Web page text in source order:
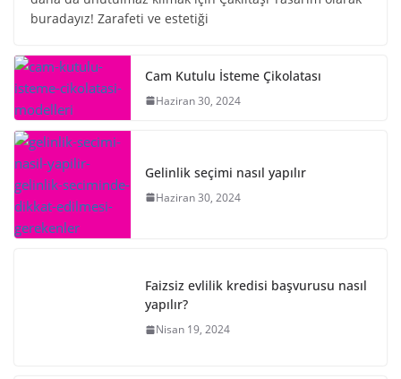
buradayız! Zarafeti ve estetiği
Cam Kutulu İsteme Çikolatası
Haziran 30, 2024
Gelinlik seçimi nasıl yapılır
Haziran 30, 2024
Faizsiz evlilik kredisi başvurusu nasıl
yapılır?
Nisan 19, 2024